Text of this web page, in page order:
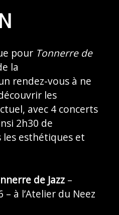
pour Tonnerre de
la
rendez-vous à ne
les
avec 4 concerts
2h30 de
esthétiques et
de Jazz –
à l’Atelier du Neez